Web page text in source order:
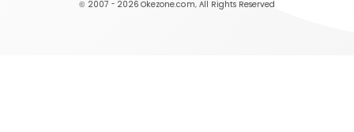
© 2007 - 2026 Okezone.com, All Rights Reserved